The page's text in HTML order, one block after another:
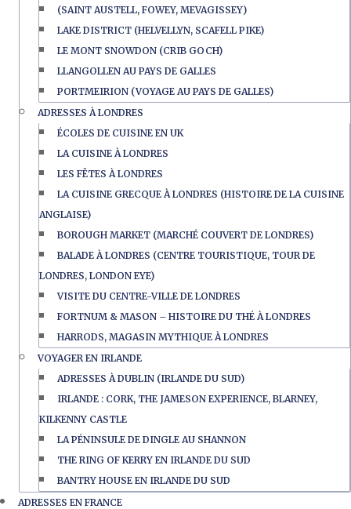
(SAINT AUSTELL, FOWEY, MEVAGISSEY)
LAKE DISTRICT (HELVELLYN, SCAFELL PIKE)
LE MONT SNOWDON (CRIB GOCH)
LLANGOLLEN AU PAYS DE GALLES
PORTMEIRION (VOYAGE AU PAYS DE GALLES)
ADRESSES À LONDRES
ÉCOLES DE CUISINE EN UK
LA CUISINE À LONDRES
LES FÊTES À LONDRES
LA CUISINE GRECQUE À LONDRES (HISTOIRE DE LA CUISINE
ANGLAISE)
BOROUGH MARKET (MARCHÉ COUVERT DE LONDRES)
BALADE À LONDRES (CENTRE TOURISTIQUE, TOUR DE
LONDRES, LONDON EYE)
VISITE DU CENTRE-VILLE DE LONDRES
FORTNUM & MASON – HISTOIRE DU THÉ À LONDRES
HARRODS, MAGASIN MYTHIQUE À LONDRES
VOYAGER EN IRLANDE
ADRESSES À DUBLIN (IRLANDE DU SUD)
IRLANDE : CORK, THE JAMESON EXPERIENCE, BLARNEY,
KILKENNY CASTLE
LA PÉNINSULE DE DINGLE AU SHANNON
THE RING OF KERRY EN IRLANDE DU SUD
BANTRY HOUSE EN IRLANDE DU SUD
ADRESSES EN FRANCE